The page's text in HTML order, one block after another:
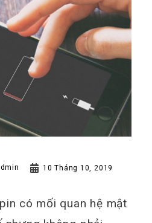
10 Tháng 10, 2019
có mối quan hệ mật